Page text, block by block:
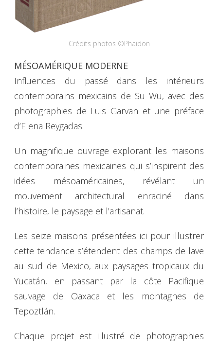
Crédits photos ©Phaidon
MÉSOAMÉRIQUE MODERNE
Influences du passé dans les intérieurs
contemporains mexicains de Su Wu, avec des
photographies de Luis Garvan et une préface
d’Elena Reygadas.
Un magnifique ouvrage explorant les maisons
contemporaines mexicaines qui s’inspirent des
idées mésoaméricaines, révélant un
mouvement architectural enraciné dans
l’histoire, le paysage et l’artisanat.
Les seize maisons présentées ici pour illustrer
cette tendance s’étendent des champs de lave
au sud de Mexico, aux paysages tropicaux du
Yucatán, en passant par la côte Pacifique
sauvage de Oaxaca et les montagnes de
Tepoztlán.
Chaque projet est illustré de photographies